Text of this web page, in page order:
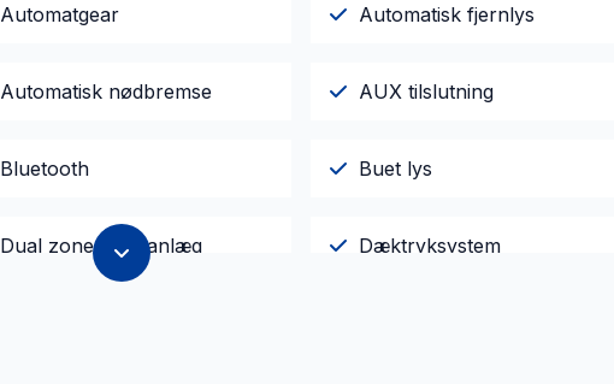
Automatgear Automatisk fjernlys
Automatisk nødbremse AUX tilslutning
Bluetooth Buet lys
Dual zone klimaanlæg Dæktryksystem